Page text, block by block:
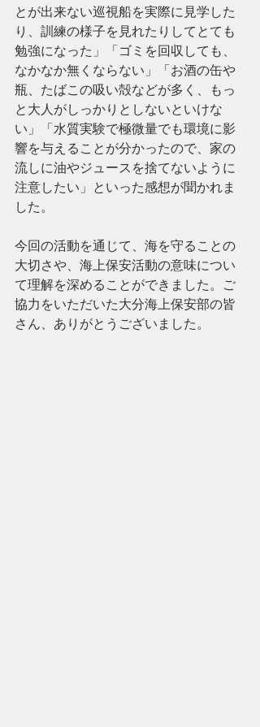
とが出来ない巡視船を実際に見学した
り、訓練の様子を見れたりしてとても
勉強になった」「ゴミを回収しても、
なかなか無くならない」「お酒の缶や
瓶、たばこの吸い殻などが多く、もっ
と大人がしっかりとしないといけな
い」「水質実験で極微量でも環境に影
響を与えることが分かったので、家の
流しに油やジュースを捨てないように
注意したい」といった感想が聞かれま
した。
今回の活動を通じて、海を守ることの
大切さや、海上保安活動の意味につい
て理解を深めることができました。ご
協力をいただいた大分海上保安部の皆
さん、ありがとうございました。